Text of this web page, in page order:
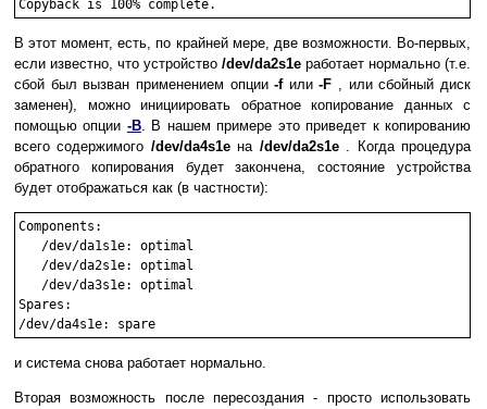
В этот момент, есть, по крайней мере, две возможности. Во-первых,
если известно, что устройство /dev/da2s1e работает нормально (т.е.
сбой был вызван применением опции-f или-F , или сбойный диск
заменен), можно инициировать обратное копирование данных с
помощью опции -B. В нашем примере это приведет к копированию
всего содержимого /dev/da4s1eна /dev/da2s1e . Когда процедура
обратного копирования будет закончена, состояние устройства
будет отображаться как (в частности):
Components:
   /dev/da1s1e: optimal
   /dev/da2s1e: optimal
   /dev/da3s1e: optimal
Spares:
и система снова работает нормально.
Вторая возможность после пересоздания - просто использовать